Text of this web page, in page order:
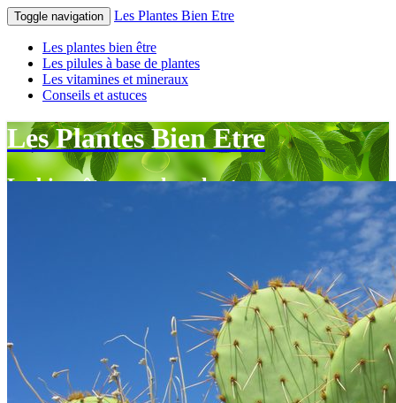
Toggle navigation Les Plantes Bien Etre
Les plantes bien être
Les pilules à base de plantes
Les vitamines et mineraux
Conseils et astuces
Les Plantes Bien Etre
Le bien-être par les plantes